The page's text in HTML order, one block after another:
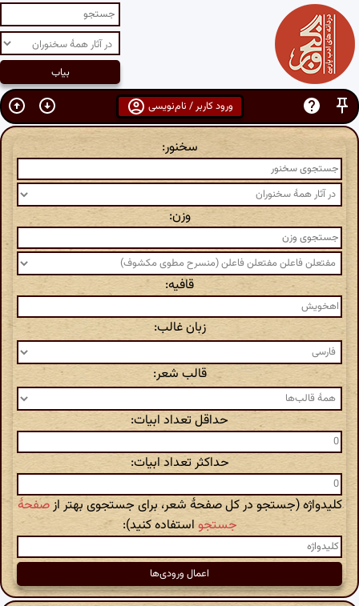
ورود کاربر / نام‌نویسی
سخنور:
وزن:
قافیه:
زبان غالب:
قالب شعر:
حداقل تعداد ابیات:
حداکثر تعداد ابیات:
کلیدواژه (جستجو در کل صفحهٔ شعر، برای جستجوی بهتر ازصفحهٔ
جستجو استفاده کنید):